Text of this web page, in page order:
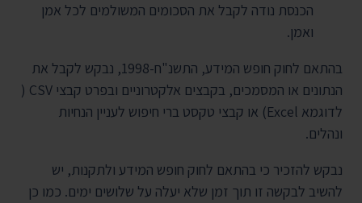
הכנסת נודה לקבל את הסכומים המשולמים לכל אמן
ואמן.
בהתאם לחוק חופש המידע, התשנ"ח-1998, נבקש לקבל את
הנתונים או המסמכים, בקבצים אלקטרוניים ובפרט קבצי CSV (
לדוגמא Excel) או קבצי טקסט ברי חיפוש לעניין הנחיות
ונהלים.
נבקש להזכיר כי בהתאם לחוק חופש המידע ולתקנות, יש
להשיב לבקשה זו תוך זמן שלא יעלה על שלושים ימים. כמו כן